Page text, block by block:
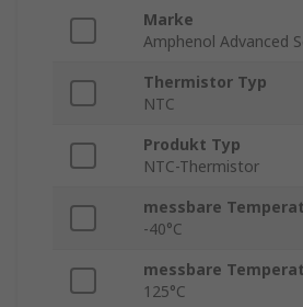
Marke
Amphenol Advanced
Thermistor Typ
NTC
Produkt Typ
NTC-Thermistor
messbare
-40°C
messbare
125°C